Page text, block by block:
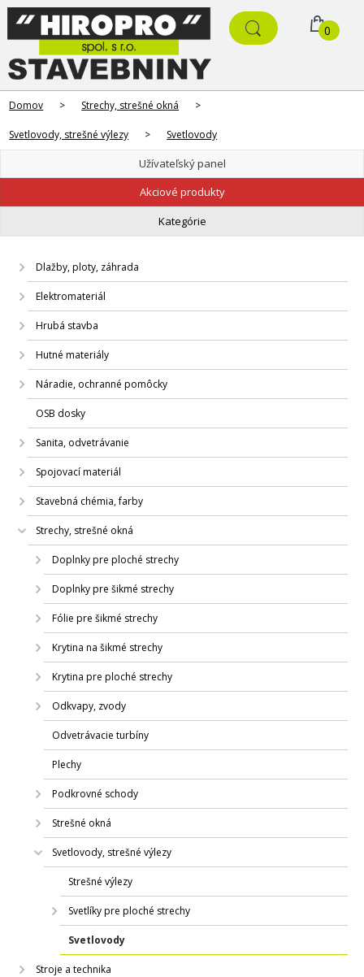
0
Domov > Strechy, strešné okná >
Svetlovody, strešné výlezy > Svetlovody
Užívateľský panel
Akciové produkty
Kategórie
Dlažby, ploty, záhrada
Elektromateriál
Hrubá stavba
Hutné materiály
Náradie, ochranné pomôcky
OSB dosky
Sanita, odvetrávanie
Spojovací materiál
Stavebná chémia, farby
Strechy, strešné okná
Doplnky pre ploché strechy
Doplnky pre šikmé strechy
Fólie pre šikmé strechy
Krytina na šikmé strechy
Krytina pre ploché strechy
Odkvapy, zvody
Odvetrávacie turbíny
Plechy
Podkrovné schody
Strešné okná
Svetlovody, strešné výlezy
Strešné výlezy
Svetlíky pre ploché strechy
Svetlovody
Stroje a technika